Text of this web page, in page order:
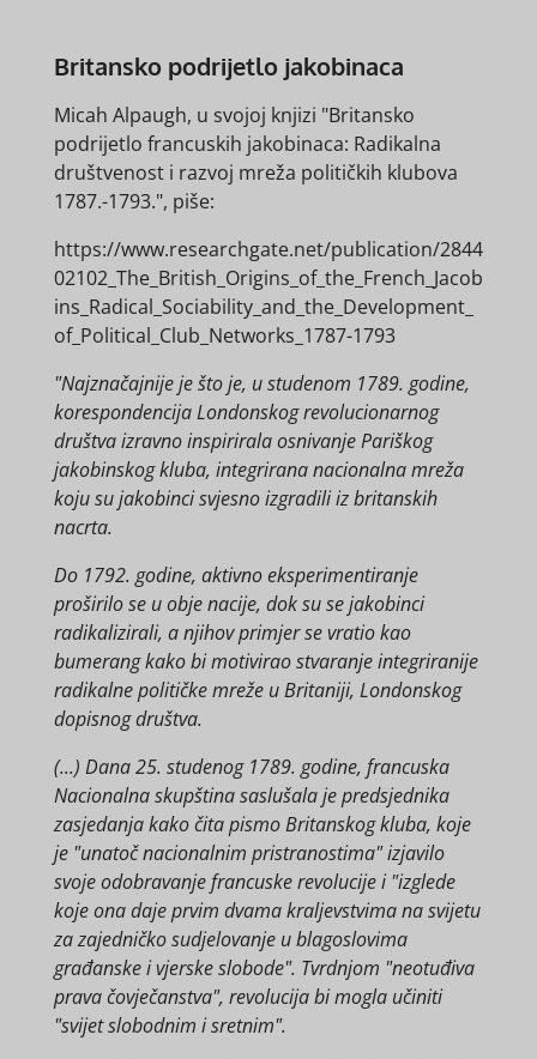
Britansko podrijetlo jakobinaca
Micah Alpaugh, u svojoj knjizi "Britansko
podrijetlo francuskih jakobinaca: Radikalna
društvenost i razvoj mreža političkih klubova
1787.-1793.", piše:
https://www.researchgate.net/publication/2844
02102_The_British_Origins_of_the_French_Jacob
ins_Radical_Sociability_and_the_Development_
of_Political_Club_Networks_1787-1793
"Najznačajnije je što je, u studenom 1789. godine,
korespondencija Londonskog revolucionarnog
društva izravno inspirirala osnivanje Pariškog
jakobinskog kluba, integrirana nacionalna mreža
koju su jakobinci svjesno izgradili iz britanskih
nacrta.
Do 1792. godine, aktivno eksperimentiranje
proširilo se u obje nacije, dok su se jakobinci
radikalizirali, a njihov primjer se vratio kao
bumerang kako bi motivirao stvaranje integriranije
radikalne političke mreže u Britaniji, Londonskog
dopisnog društva.
(...) Dana 25. studenog 1789. godine, francuska
Nacionalna skupština saslušala je predsjednika
zasjedanja kako čita pismo Britanskog kluba, koje
je "unatoč nacionalnim pristranostima" izjavilo
svoje odobravanje francuske revolucije i "izglede
koje ona daje prvim dvama kraljevstvima na svijetu
za zajedničko sudjelovanje u blagoslovima
građanske i vjerske slobode". Tvrdnjom "neotuđiva
prava čovječanstva", revolucija bi mogla učiniti
"svijet slobodnim i sretnim".